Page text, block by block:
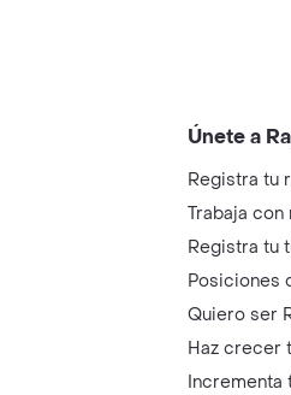
Únete a
Registra tu
Trabaja
Registra tu
Posiciones
Quiero ser
Haz crecer
Incrementa